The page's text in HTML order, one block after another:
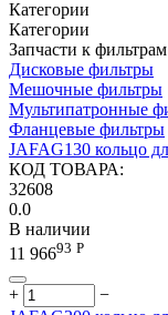
Категории
Категории
Запчасти к фильтрам
Дисковые фильтры
Мешочные фильтры
Мультипатронные
Фланцевые фильтры
JAFAG130 кольцо
КОД ТОВАРА:
32608
0.0
В наличии
11 96693 Р
+
−